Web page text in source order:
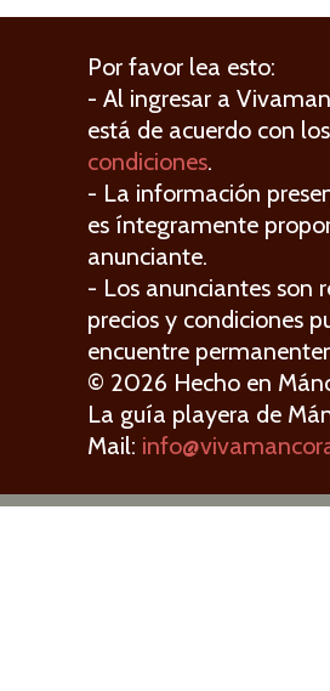
Por favor lea esto:
- Al ingresar a
está de acuerdo con los
condiciones.
- La información
es íntegramente
anunciante.
- Los anunciantes son
precios y condiciones
encuentre
© 2026 Hecho en
La guía playera de
Mail: